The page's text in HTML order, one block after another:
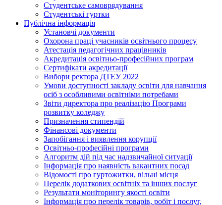
Студентське самоврядування
Студентські гуртки
Публічна інформація
Установчі документи
Охорона праці учасників освітнього процесу
Атестація педагогічних працівників
Акредитація освітньо-професійних програм
Сертифікати акредитації
Вибори ректора ДТЕУ 2022
Умови доступності закладу освіти для навчання
осіб з особливими освітніми потребами
Звіти директора про реалізацію Програми
розвитку коледжу
Призначення стипендій
Фінансові документи
Запобігання і виявлення корупції
Освітньо-професійні програми
Алгоритм дій під час надзвичайної ситуації
Інформація про наявність вакантних посад
Відомості про гуртожитки, вільні місця
Перелік додаткових освітніх та інших послуг
Результати моніторингу якості освіти
Інформація про перелік товарів, робіт і послуг,